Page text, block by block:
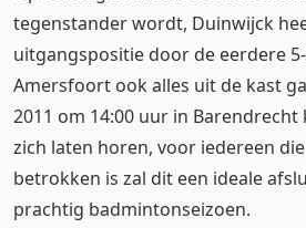
tegenstander wordt, Duinwijck
uitgangspositie door de eerdere
Amersfoort ook alles uit de kast
2011 om 14:00 uur in Barendrecht
zich laten horen, voor iedereen
betrokken is zal dit een ideale
prachtig badmintonseizoen.